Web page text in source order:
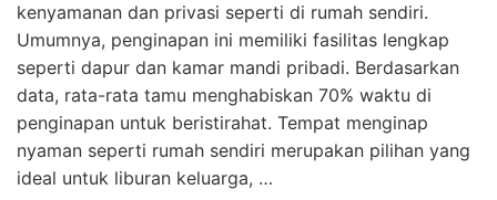
kenyamanan dan privasi seperti di rumah sendiri.
Umumnya, penginapan ini memiliki fasilitas lengkap
seperti dapur dan kamar mandi pribadi. Berdasarkan
data, rata-rata tamu menghabiskan 70% waktu di
penginapan untuk beristirahat. Tempat menginap
nyaman seperti rumah sendiri merupakan pilihan yang
ideal untuk liburan keluarga, …